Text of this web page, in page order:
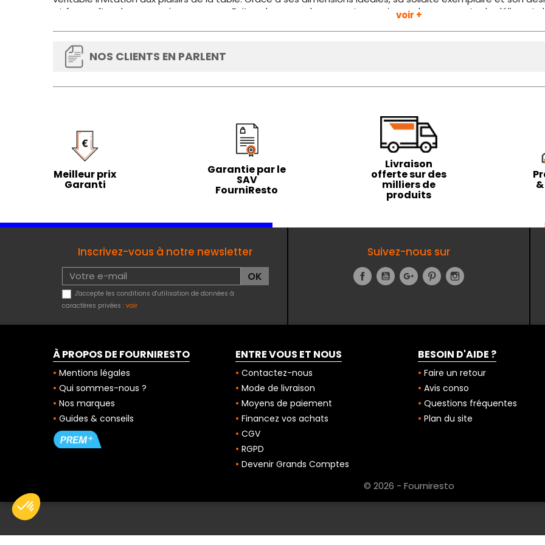
et fera naître des souvenirs savoureux. Faites de vos cadeaux gastronomiques des moments de délice
voir +
NOS CLIENTS EN PARLENT
Meilleur prix
Garanti
Garantie par le
SAV
FourniResto
Livraison
offerte sur des
milliers de
produits
Inscrivez-vous à notre newsletter
J'accepte les conditions d'utilisation de données à
caractères privées : voir
Suivez-nous sur
Facebook
YouTubeGoogle+PinterestInstagram
À PROPOS DE FOURNIRESTO
Mentions légales
Qui sommes-nous ?
Nos marques
Guides & conseils
ENTRE VOUS ET NOUS
Contactez-nous
Mode de livraison
Moyens de paiement
Financez vos achats
CGV
RGPD
Devenir Grands Comptes
BESOIN D'AIDE ?
Faire un retour
Avis conso
Questions fréquentes
Plan du site
© 2026 - Fourniresto